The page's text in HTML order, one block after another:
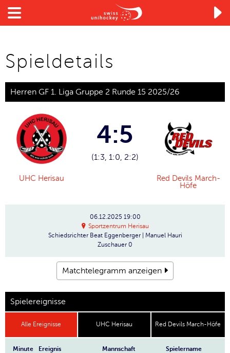

Spieldetails
Herren GF 1. Liga Gruppe 2 Runde 15 2025/26
UHC Herisau
4:5
(1:3, 1:0, 2:2)
Red Devils March-
Höfe
06.12.2025 19:00
Sportzentrum Herisau
Schiedsrichter Beat Eggenberger | Manuel Hauri
Zuschauer 0
Matchtelegramm anzeigen
Spielereignisse
Alle Ereignisse UHC Herisau Red Devils March-Höfe
Minute Ereignis Mannschaft Spielername